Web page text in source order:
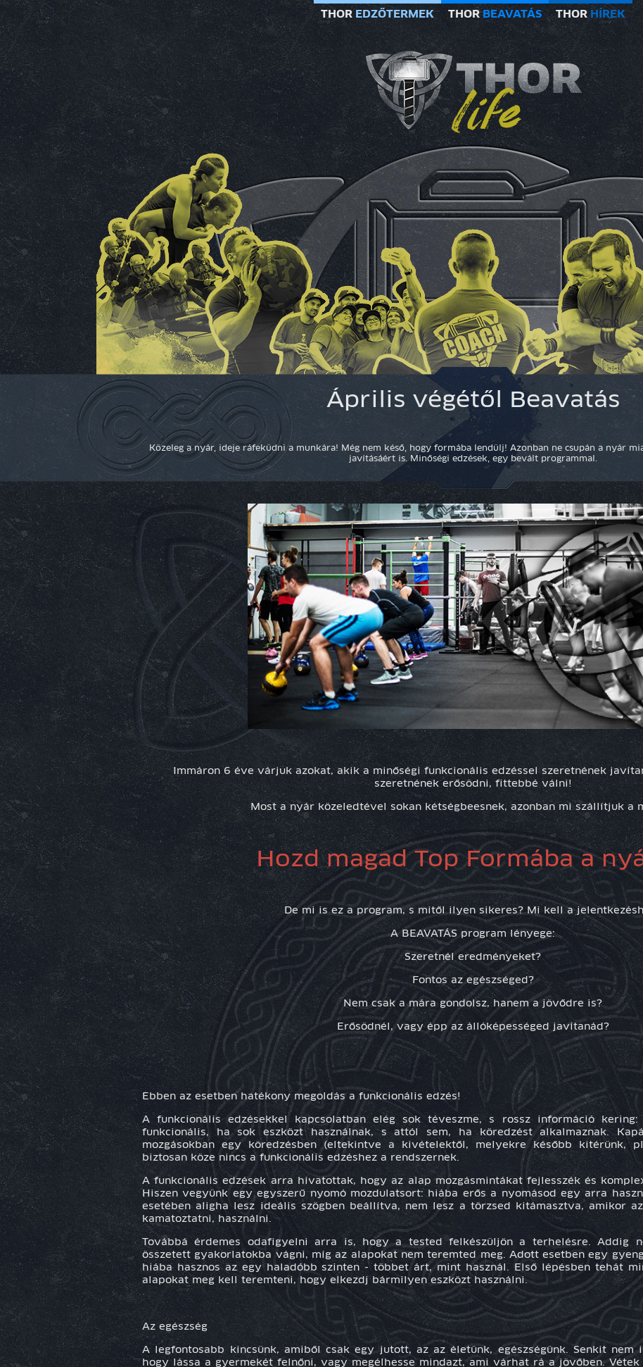
THOR EDZŐTERMEK THORBEAVATÁS THOR HÍREK
Április végétől Beavatás
Közeleg a nyár, ideje ráfeküdni a munkára! Még nem késő, hogy formába lendülj! Azonban ne csupán a nyár
javításáért is. Minőségi edzések, egy bevált programmal.
Immáron 6 éve várjuk azokat, akik a minőségi funkcionális edzéssel szeretnének
szeretnének erősödni, fittebbé válni!
Most a nyár közeledtével sokan kétségbeesnek, azonban mi szállítjuk a
Hozd magad Top Formába a
De mi is ez a program, s mitől ilyen sikeres? Mi kell a
A BEAVATÁS program lényege:
Szeretnél eredményeket?
Fontos az egészséged?
Nem csak a mára gondolsz, hanem a jövődre is?
Erősödnél, vagy épp az állóképességed javítanád?
Ebben az esetben hatékony megoldás a funkcionális edzés!
A funkcionális edzésekkel kapcsolatban elég sok téveszme, s rossz információ
funkcionális, ha sok eszközt használnak, s attól sem, ha köredzést alkalmaznak.
mozgásokban egy köredzésben (eltekintve a kivételektől, melyekre később kitérünk,
biztosan köze nincs a funkcionális edzéshez a rendszernek.
A funkcionális edzések arra hivatottak, hogy az alap mozgásmintákat fejlesszék és
Hiszen vegyünk egy egyszerű nyomó mozdulatsort: hiába erős a nyomásod egy arra
esetében aligha lesz ideális szögben beállítva, nem lesz a törzsed kitámasztva, amikor
kamatoztatni, használni.
Továbbá érdemes odafigyelni arra is, hogy a tested felkészüljön a terhelésre. Addig
összetett gyakorlatokba vágni, míg az alapokat nem teremted meg. Adott esetben egy
hiába hasznos az egy haladóbb szinten - többet árt, mint használ. Első lépésben tehát
alapokat meg kell teremteni, hogy elkezdj bármilyen eszközt használni.
Az egészség
A legfontosabb kincsünk, amiből csak egy jutott, az az életünk, egészségünk. Senkit nem
hogy lássa a gyermekét felnőni, vagy megélhesse mindazt, ami várhat rá a jövőben.